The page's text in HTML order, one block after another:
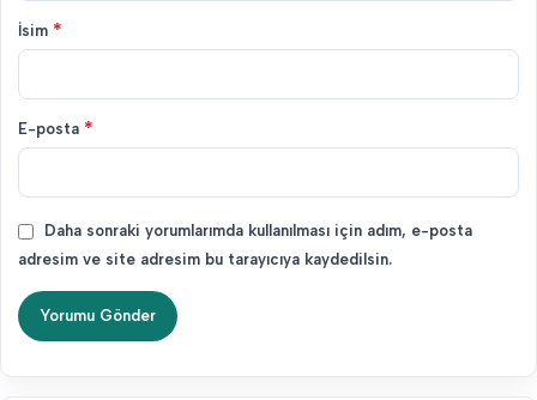
İsim *
E-posta *
Daha sonraki yorumlarımda kullanılması için adım, e-posta
adresim ve site adresim bu tarayıcıya kaydedilsin.